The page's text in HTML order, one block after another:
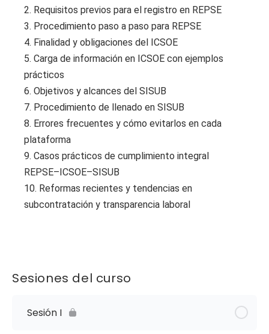
2. Requisitos previos para el registro en REPSE
3. Procedimiento paso a paso para REPSE
4. Finalidad y obligaciones del ICSOE
5. Carga de información en ICSOE con ejemplos
prácticos
6. Objetivos y alcances del SISUB
7. Procedimiento de llenado en SISUB
8. Errores frecuentes y cómo evitarlos en cada
plataforma
9. Casos prácticos de cumplimiento integral
REPSE–ICSOE–SISUB
10. Reformas recientes y tendencias en
subcontratación y transparencia laboral
Sesiones del curso
Sesión I